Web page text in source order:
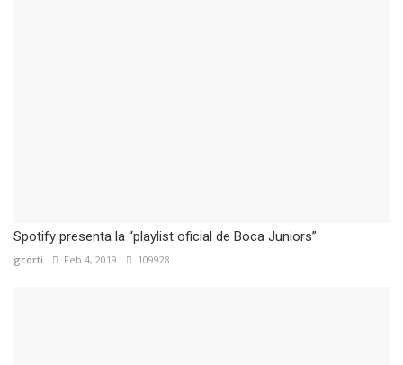
Spotify presenta la “playlist oficial de Boca Juniors”
gcorti Feb 4, 2019 109928